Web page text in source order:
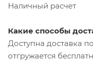
Наличный расчет
Какие способы
Доступна доставка
отгружается